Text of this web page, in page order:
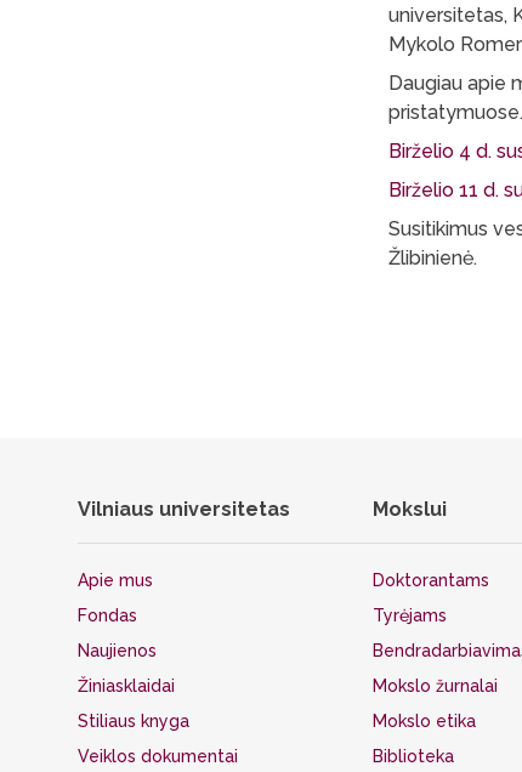
universitetas,
Mykolo
Daugiau apie
pristatymuose.
Birželio 4 d.
Birželio 11 d.
Susitikimus
Žlibinienė.
Vilniaus universitetas
Apie mus
Fondas
Naujienos
Žiniasklaidai
Stiliaus knyga
Veiklos dokumentai
Mokslui
Doktorantams
Tyrėjams
Mokslo žurnalai
Mokslo etika
Biblioteka